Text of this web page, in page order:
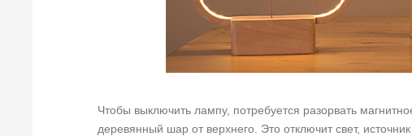
Чтобы выключить лампу, потребуется разорвать
деревянный шар от верхнего. Это отключит свет,